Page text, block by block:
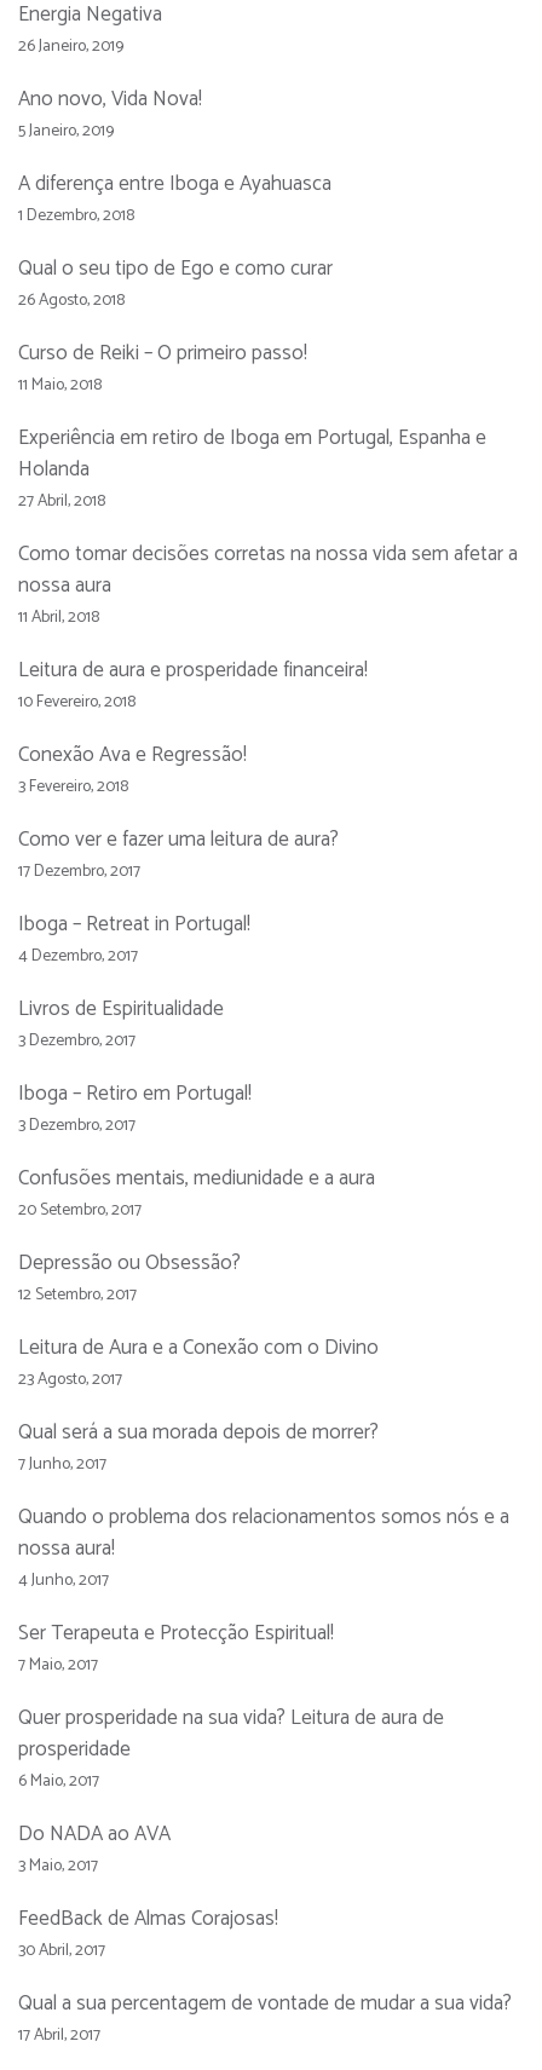
Energia Negativa
26 Janeiro, 2019
Ano novo, Vida Nova!
5 Janeiro, 2019
A diferença entre Iboga e Ayahuasca
1 Dezembro, 2018
Qual o seu tipo de Ego e como curar
26 Agosto, 2018
Curso de Reiki – O primeiro passo!
11 Maio, 2018
Experiência em retiro de Iboga em Portugal, Espanha e
Holanda
27 Abril, 2018
Como tomar decisões corretas na nossa vida sem afetar a
nossa aura
11 Abril, 2018
Leitura de aura e prosperidade financeira!
10 Fevereiro, 2018
Conexão Ava e Regressão!
3 Fevereiro, 2018
Como ver e fazer uma leitura de aura?
17 Dezembro, 2017
Iboga – Retreat in Portugal!
4 Dezembro, 2017
Livros de Espiritualidade
3 Dezembro, 2017
Iboga – Retiro em Portugal!
3 Dezembro, 2017
Confusões mentais, mediunidade e a aura
20 Setembro, 2017
Depressão ou Obsessão?
12 Setembro, 2017
Leitura de Aura e a Conexão com o Divino
23 Agosto, 2017
Qual será a sua morada depois de morrer?
7 Junho, 2017
Quando o problema dos relacionamentos somos nós e a
nossa aura!
4 Junho, 2017
Ser Terapeuta e Protecção Espiritual!
7 Maio, 2017
Quer prosperidade na sua vida? Leitura de aura de
prosperidade
6 Maio, 2017
Do NADA ao AVA
3 Maio, 2017
FeedBack de Almas Corajosas!
30 Abril, 2017
Qual a sua percentagem de vontade de mudar a sua vida?
17 Abril, 2017